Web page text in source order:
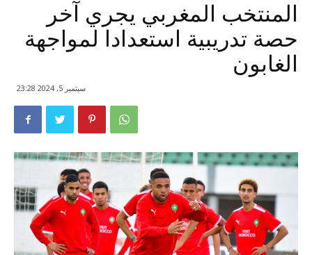
المنتخب المغربي يجري آخر
حصة تدريبية استعدادا لمواجهة
الغابون
سبتمبر 5, 2024 23:28